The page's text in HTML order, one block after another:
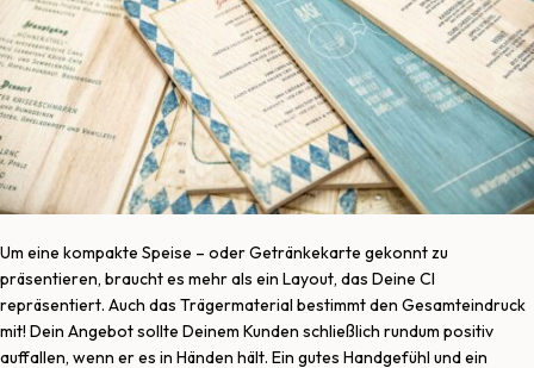
Um eine kompakte Speise – oder Getränkekarte gekonnt zu
präsentieren, braucht es mehr als ein Layout, das Deine CI
repräsentiert. Auch das Trägermaterial bestimmt den Gesamteindruck
mit! Dein Angebot sollte Deinem Kunden schließlich rundum positiv
auffallen, wenn er es in Händen hält. Ein gutes Handgefühl und ein